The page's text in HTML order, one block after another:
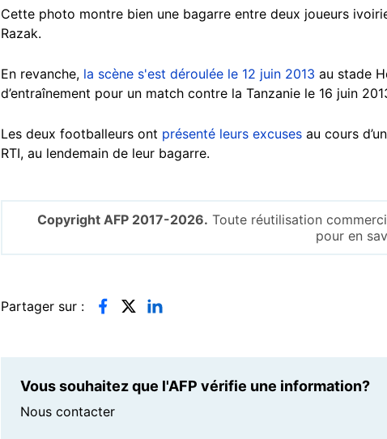
Cette photo montre bien une bagarre entre deux joueurs
Razak.
En revanche, la scène s'est déroulée le 12 juin 2013 au stade
d’entraînement pour un match contre la Tanzanie le 16 juin
Les deux footballeurs ont présenté leurs excuses au cours
RTI, au lendemain de leur bagarre.
Copyright AFP 2017-2026. Toute réutilisation
pour en
Partager sur :
Vous souhaitez que l'AFP vérifie une information?
Nous contacter